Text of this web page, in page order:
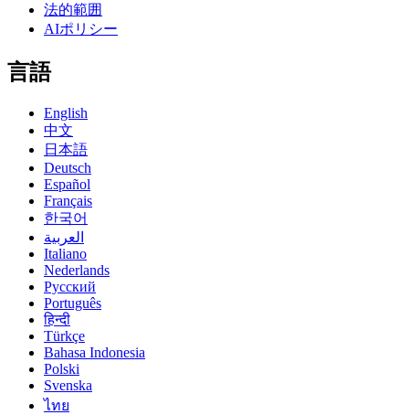
法的範囲
AIポリシー
言語
English
中文
日本語
Deutsch
Español
Français
한국어
العربية
Italiano
Nederlands
Русский
Português
हिन्दी
Türkçe
Bahasa Indonesia
Polski
Svenska
ไทย